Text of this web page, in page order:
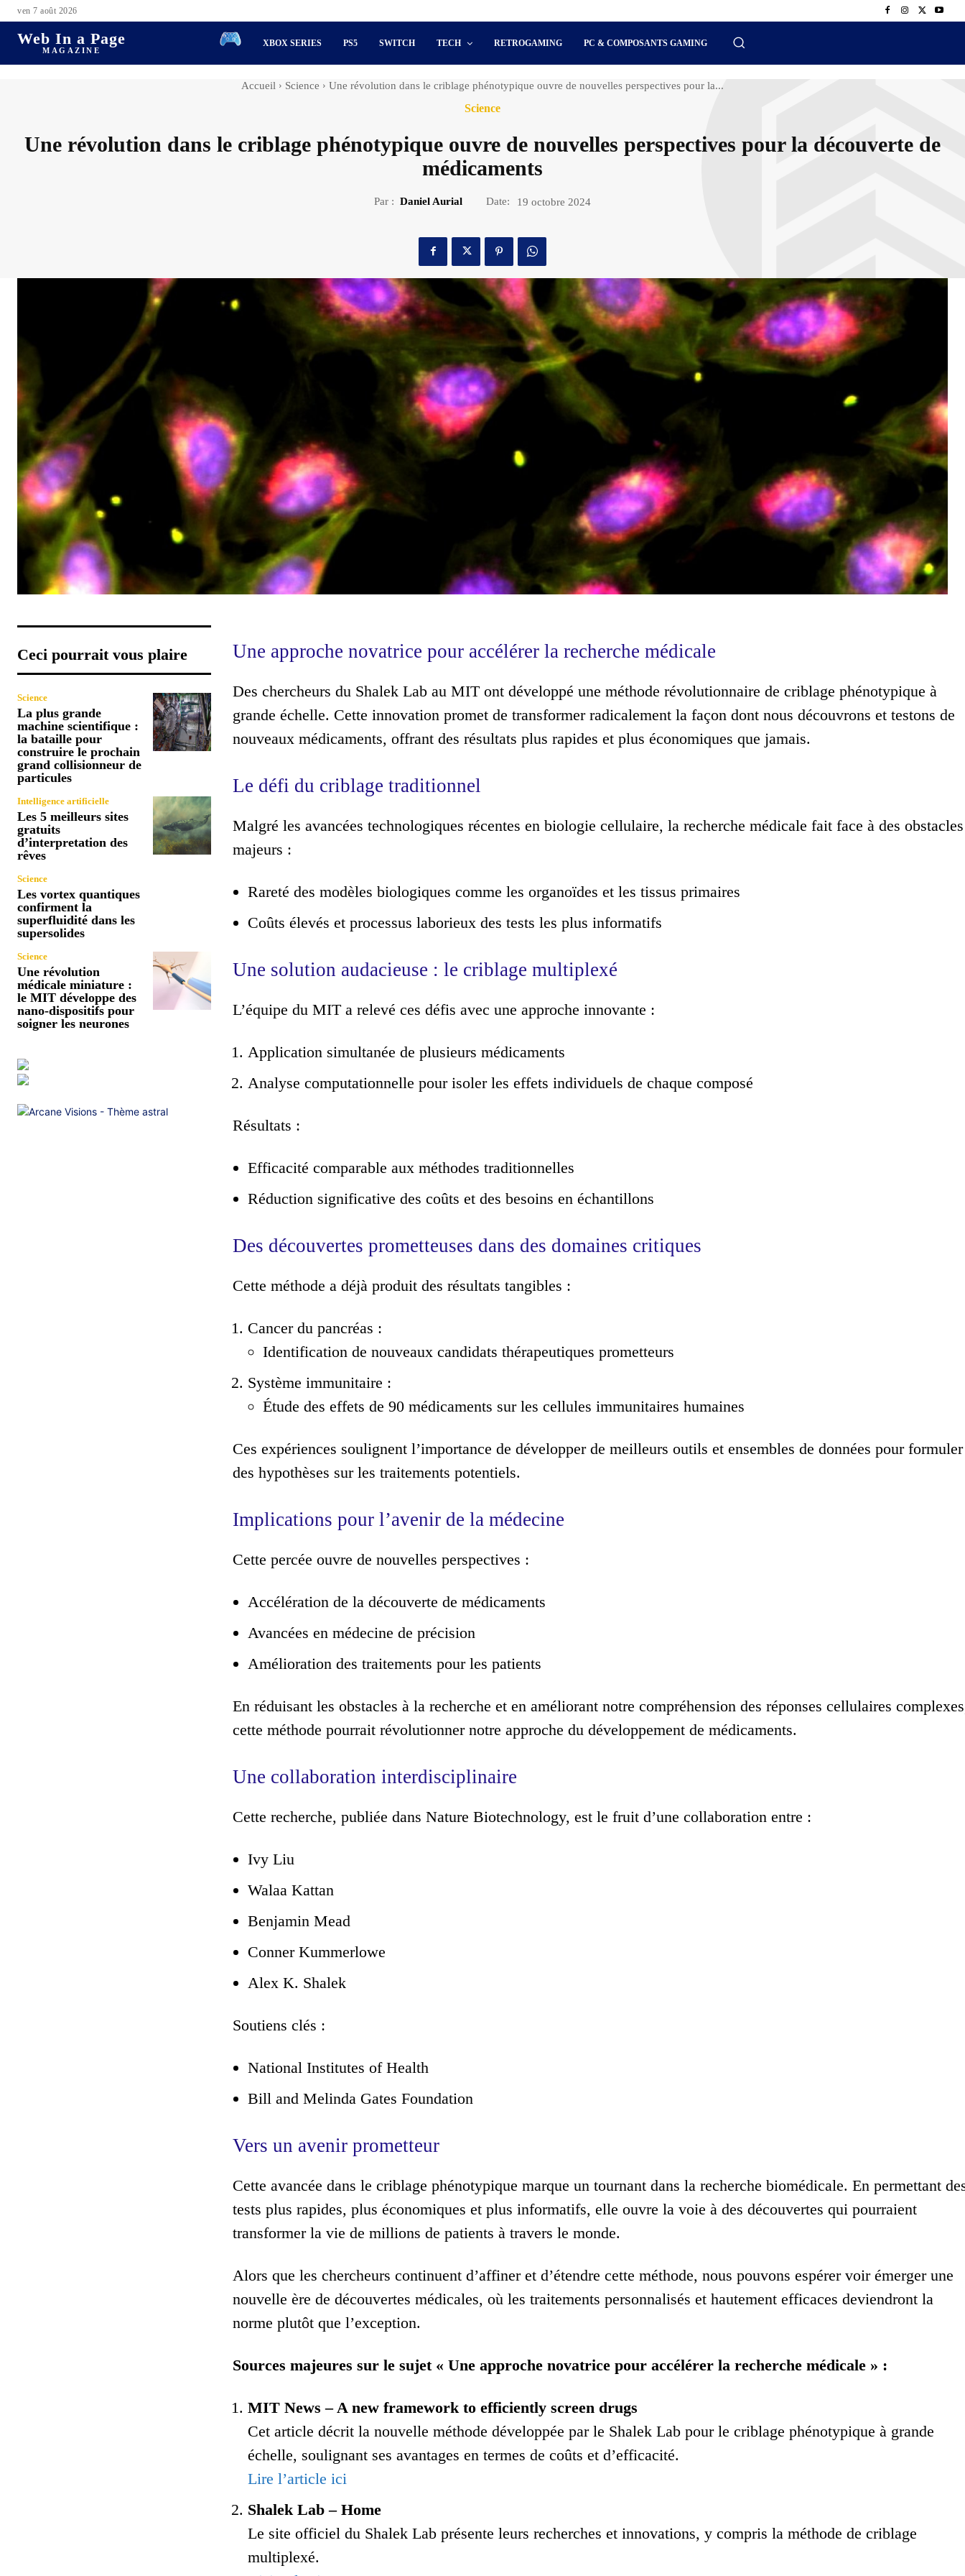
ven 7 août 2026
Web In a Page
MAGAZINE
XBOX SERIES PS5 SWITCH TECH RETROGAMING PC & COMPOSANTS GAMING
Accueil Science Une révolution dans le criblage phénotypique ouvre de nouvelles perspectives pour la...
Science
Une révolution dans le criblage phénotypique ouvre de nouvelles perspectives pour la découverte de
médicaments
Par : Daniel Aurial Date: 19 octobre 2024
Ceci pourrait vous plaire
Science
La plus grande
machine scientifique :
la bataille pour
construire le prochain
grand collisionneur de
particules
Intelligence artificielle
Les 5 meilleurs sites
gratuits
d’interpretation des
rêves
Science
Les vortex quantiques
confirment la
superfluidité dans les
supersolides
Science
Une révolution
médicale miniature :
le MIT développe des
nano-dispositifs pour
soigner les neurones
Une approche novatrice pour accélérer la recherche médicale
Des chercheurs du Shalek Lab au MIT ont développé une méthode révolutionnaire de criblage phénotypique à
grande échelle. Cette innovation promet de transformer radicalement la façon dont nous découvrons et testons de
nouveaux médicaments, offrant des résultats plus rapides et plus économiques que jamais.
Le défi du criblage traditionnel
Malgré les avancées technologiques récentes en biologie cellulaire, la recherche médicale fait face à des obstacles
majeurs :
Rareté des modèles biologiques comme les organoïdes et les tissus primaires
Coûts élevés et processus laborieux des tests les plus informatifs
Une solution audacieuse : le criblage multiplexé
L’équipe du MIT a relevé ces défis avec une approche innovante :
Application simultanée de plusieurs médicaments
Analyse computationnelle pour isoler les effets individuels de chaque composé
Résultats :
Efficacité comparable aux méthodes traditionnelles
Réduction significative des coûts et des besoins en échantillons
Des découvertes prometteuses dans des domaines critiques
Cette méthode a déjà produit des résultats tangibles :
Cancer du pancréas :
Identification de nouveaux candidats thérapeutiques prometteurs
Système immunitaire :
Étude des effets de 90 médicaments sur les cellules immunitaires humaines
Ces expériences soulignent l’importance de développer de meilleurs outils et ensembles de données pour formuler
des hypothèses sur les traitements potentiels.
Implications pour l’avenir de la médecine
Cette percée ouvre de nouvelles perspectives :
Accélération de la découverte de médicaments
Avancées en médecine de précision
Amélioration des traitements pour les patients
En réduisant les obstacles à la recherche et en améliorant notre compréhension des réponses cellulaires
cette méthode pourrait révolutionner notre approche du développement de médicaments.
Une collaboration interdisciplinaire
Cette recherche, publiée dans Nature Biotechnology, est le fruit d’une collaboration entre :
Ivy Liu
Walaa Kattan
Benjamin Mead
Conner Kummerlowe
Alex K. Shalek
Soutiens clés :
National Institutes of Health
Bill and Melinda Gates Foundation
Vers un avenir prometteur
Cette avancée dans le criblage phénotypique marque un tournant dans la recherche biomédicale. En permettant
tests plus rapides, plus économiques et plus informatifs, elle ouvre la voie à des découvertes qui pourraient
transformer la vie de millions de patients à travers le monde.
Alors que les chercheurs continuent d’affiner et d’étendre cette méthode, nous pouvons espérer voir émerger une
nouvelle ère de découvertes médicales, où les traitements personnalisés et hautement efficaces deviendront la
norme plutôt que l’exception.
Sources majeures sur le sujet « Une approche novatrice pour accélérer la recherche médicale » :
MIT News – A new framework to efficiently screen drugs
Cet article décrit la nouvelle méthode développée par le Shalek Lab pour le criblage phénotypique à grande
échelle, soulignant ses avantages en termes de coûts et d’efficacité.
Lire l’article ici
Shalek Lab – Home
Le site officiel du Shalek Lab présente leurs recherches et innovations, y compris la méthode de criblage
multiplexé.